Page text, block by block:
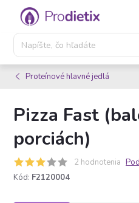
Prejsť
obsah
Proteínové hlavné jedlá
Pizza Fast
porciách)
2 hodnotenia
Kód: F2120004